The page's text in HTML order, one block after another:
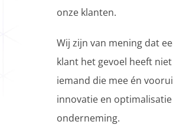
onze klanten.
Wij zijn van mening dat
klant het gevoel heeft
iemand die mee én
innovatie en
onderneming.